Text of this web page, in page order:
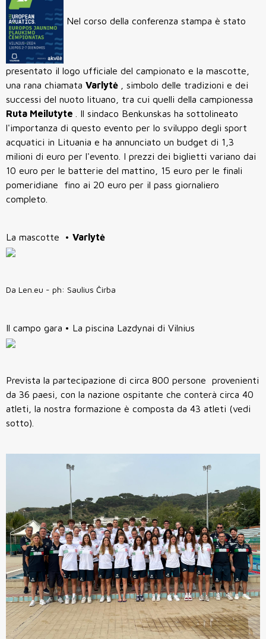
Nel corso della conferenza stampa è stato
presentato il logo ufficiale del campionato e la mascotte,
una rana chiamata Varlytė
, simbolo delle tradizioni e dei
successi del nuoto lituano, tra cui quelli della campionessa
Ruta Meilutyte
. Il sindaco Benkunskas ha sottolineato
l'importanza di questo evento per lo sviluppo degli sport
acquatici in Lituania e ha annunciato un budget di 1,3
milioni di euro per l'evento. I prezzi dei biglietti variano dai
10 euro per le batterie del mattino, 15 euro per le finali
pomeridiane fino ai 20 euro per il pass giornaliero
completo.
La mascotte • Varlytė
Da Len.eu - ph: Saulius Čirba
Il campo gara • La piscina Lazdynai di Vilnius
Prevista la partecipazione di circa 800 persone provenienti
da 36 paesi, con la nazione ospitante che conterà circa 40
atleti, la nostra formazione è composta da 43 atleti (vedi
sotto).